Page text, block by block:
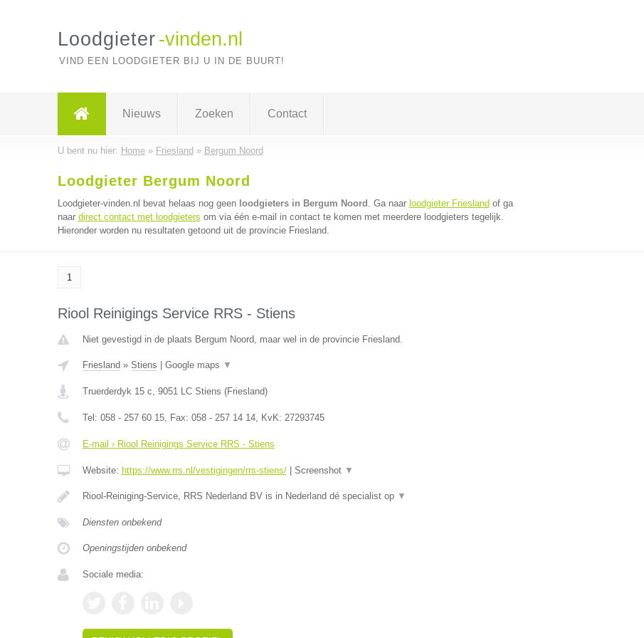
Loodgieter -vinden.nl
VIND EEN LOODGIETER BIJ U IN DE BUURT!
Nieuws Zoeken Contact
U bent nu hier: Home» Friesland » Bergum Noord
Loodgieter Bergum Noord
Loodgieter-vinden.nl bevat helaas nog geen loodgieters in Bergum Noord . Ga naar loodgieter Friesland of ga
naar direct contact met loodgieters om via één e-mail in contact te komen met meerdere loodgieters tegelijk.
Hieronder worden nu resultaten getoond uit de provincie Friesland.
1
Riool Reinigings Service RRS - Stiens
Niet gevestigd in de plaats Bergum Noord, maar wel in de provincie Friesland.
Friesland » Stiens Google maps ▼
Truerderdyk 15 c, 9051 LC Stiens (Friesland)
Tel: 058 - 257 60 15, Fax: 058 - 257 14 14, KvK: 27293745
E-mail › Riool Reinigings Service RRS - Stiens
Website: https://www.rrs.nl/vestigingen/rrs-stiens/| Screenshot ▼
Riool-Reiniging-Service, RRS Nederland BV is in Nederland dé specialist op ▼
Diensten onbekend
Openingstijden onbekend
Sociale media: